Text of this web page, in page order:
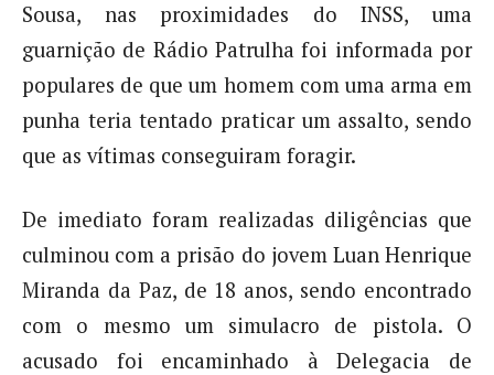
Sousa, nas proximidades do INSS, uma
guarnição de Rádio Patrulha foi informada por
populares de que um homem com uma arma em
punha teria tentado praticar um assalto, sendo
que as vítimas conseguiram foragir.
De imediato foram realizadas diligências que
culminou com a prisão do jovem Luan Henrique
Miranda da Paz, de 18 anos, sendo encontrado
com o mesmo um simulacro de pistola. O
acusado foi encaminhado à Delegacia de